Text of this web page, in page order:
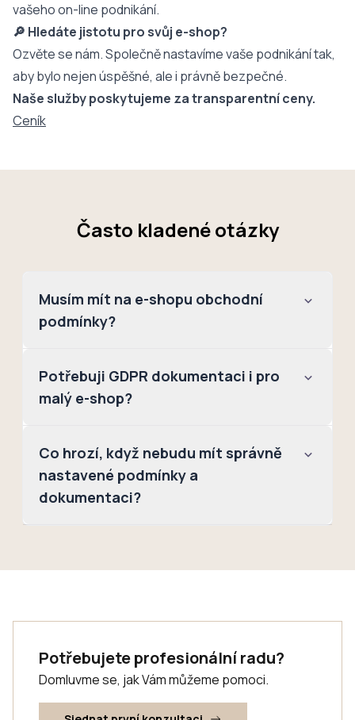
vašeho on-line podnikání.
🔎 Hledáte jistotu pro svůj e-shop?
Ozvěte se nám. Společně nastavíme vaše podnikání tak,
aby bylo nejen úspěšné, ale i právně bezpečné.
Naše služby poskytujeme za transparentní ceny.
Ceník
Často kladené otázky
Musím mít na e-shopu obchodní
podmínky?
Potřebuji GDPR dokumentaci i pro
malý e-shop?
Co hrozí, když nebudu mít správně
nastavené podmínky a
dokumentaci?
Potřebujete profesionální radu?
Domluvme se, jak Vám můžeme pomoci.